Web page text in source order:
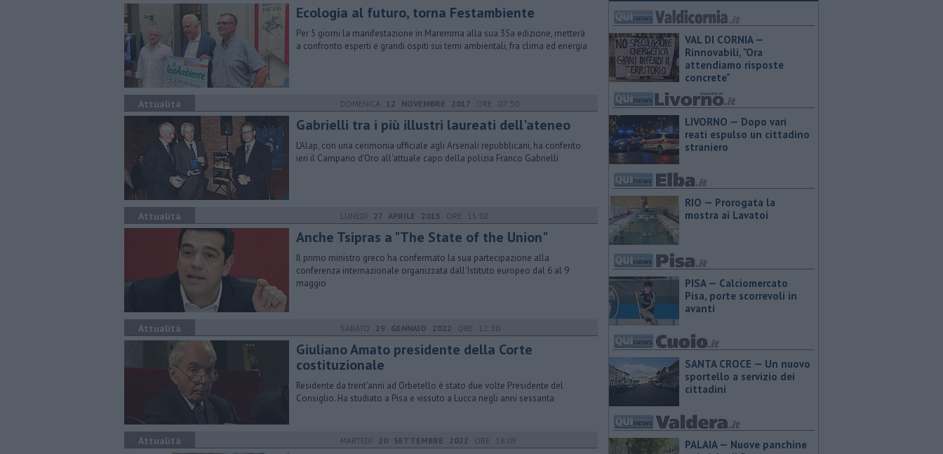
Ecologia al futuro, torna Festambiente
Per 5 giorni la manifestazione in Maremma alla sua 35a edizione, metterà
a confronto esperti e grandi ospiti sui temi ambientali, fra clima ed energia
Attualità DOMENICA 12 NOVEMBRE 2017 ORE 07:30
Gabrielli tra i più illustri laureati dell'ateneo
L'Alap, con una cerimonia ufficiale agli Arsenali repubblicani, ha conferito
ieri il Campano d'Oro all'attuale capo della polizia Franco Gabrielli
Attualità LUNEDÌ 27 APRILE 2015 ORE 15:02
Anche Tsipras a "The State of the Union"
​Il primo ministro greco ha confermato la sua partecipazione alla
conferenza internazionale organizzata dall'Istituto europeo dal 6 al 9
maggio
Attualità SABATO 29 GENNAIO 2022 ORE 12:30
Giuliano Amato presidente della Corte
costituzionale
Residente da trent’anni ad Orbetello è stato due volte Presidente del
Consiglio. Ha studiato a Pisa e vissuto a Lucca negli anni sessanta
Attualità MARTEDÌ 20 SETTEMBRE 2022 ORE 18:05
VAL DI CORNIA —
Rinnovabili, "Ora
attendiamo risposte
concrete"
LIVORNO — Dopo vari
reati espulso un cittadino
straniero
RIO — Prorogata la
mostra ai Lavatoi
PISA — Calciomercato
Pisa, porte scorrevoli in
avanti
SANTA CROCE — Un nuovo
sportello a servizio dei
cittadini
PALAIA — Nuove panchine